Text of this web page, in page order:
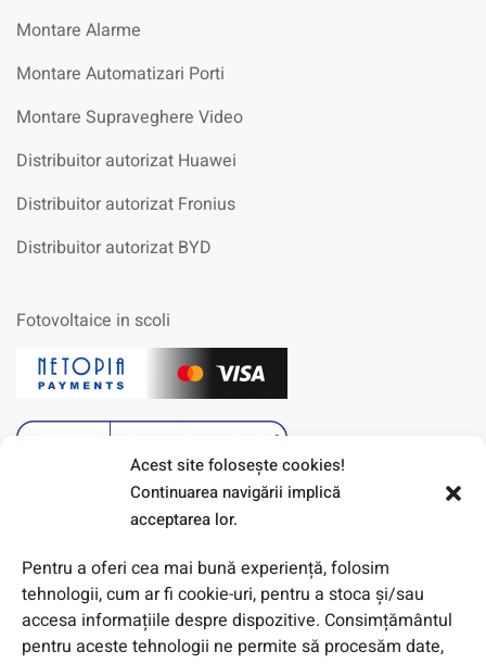
Acest site foloseşte cookies!
Continuarea navigării implică
acceptarea lor.
Pentru a oferi cea mai bună experiență, folosim
tehnologii, cum ar fi cookie-uri, pentru a stoca și/sau
accesa informațiile despre dispozitive. Consimțământul
pentru aceste tehnologii ne permite să procesăm date,
Montare Alarme
Montare Automatizari Porti
Montare Supraveghere Video
Distribuitor autorizat Huawei
Distribuitor autorizat Fronius
Distribuitor autorizat BYD
Fotovoltaice in scoli